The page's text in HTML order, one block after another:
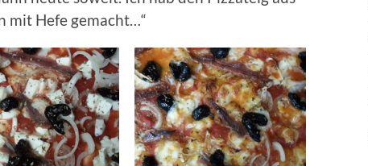
mit Hefe gemacht…“